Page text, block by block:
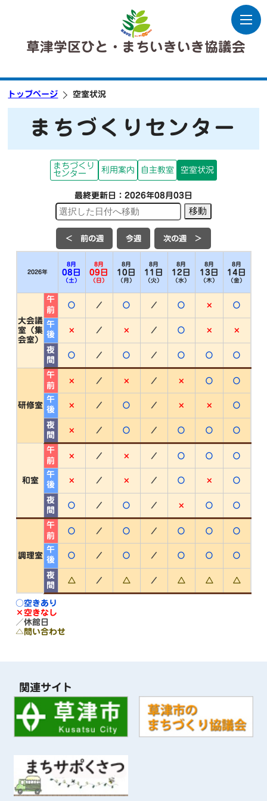
草津学区ひと・まちいきいき協議会
トップページ 空室状況
まちづくりセンター
まちづくり
センター
利用案内 自主教室 空室状況
＜ 前の週 今週 次の週 ＞
最終更新日：2026年08月03日
2026年
8月
08日
（土）
8月
09日
（日）
8月
10日
（月）
8月
11日
（火）
8月
12日
（水）
8月
13日
（木）
8月
14日
（金）
大会議
室（集
会室）
午前 ○ ／ ○ ／ ○ × ○
午後 × ／ × ／ ○ × ×
夜間 ○ ／ ○ ／ ○ ○ ○
研修室
午前 × ／ × ／ × ○ ○
午後 × ／ ○ ／ × × ○
夜間 × ／ ○ ／ ○ ○ ○
和室
午前 × ／ × ／ ○ ○ ○
午後 × ／ × ／ ○ × ○
夜間 ○ ／ ○ ／ × ○ ○
調理室
午前 ○ ／ ○ ／ ○ ○ ○
午後 ○ ／ ○ ／ ○ ○ ○
夜間 △ ／ △ ／ △ △ △
○空きあり
×空きなし
／休館日
△問い合わせ
関連サイト